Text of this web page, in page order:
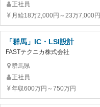
正社員
月給18万2,000円～23万7,000円
「群馬」IC・LSI設計
FASTテクニカ株式会社
群馬県
正社員
年収600万円～750万円